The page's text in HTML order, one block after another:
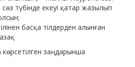
түбінде екеуі қатар жазылып
басқа тілдерден алынған
көрсетілген заңдарынша